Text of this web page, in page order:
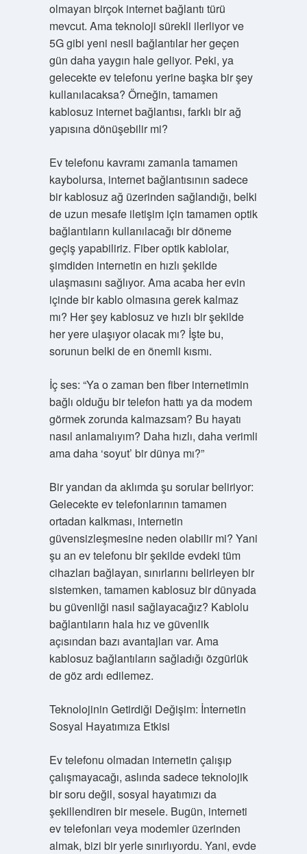
olmayan birçok internet bağlantı türü
mevcut. Ama teknoloji sürekli ilerliyor ve
5G gibi yeni nesil bağlantılar her geçen
gün daha yaygın hale geliyor. Peki, ya
gelecekte ev telefonu yerine başka bir şey
kullanılacaksa? Örneğin, tamamen
kablosuz internet bağlantısı, farklı bir ağ
yapısına dönüşebilir mi?
Ev telefonu kavramı zamanla tamamen
kaybolursa, internet bağlantısının sadece
bir kablosuz ağ üzerinden sağlandığı, belki
de uzun mesafe iletişim için tamamen optik
bağlantıların kullanılacağı bir döneme
geçiş yapabiliriz. Fiber optik kablolar,
şimdiden internetin en hızlı şekilde
ulaşmasını sağlıyor. Ama acaba her evin
içinde bir kablo olmasına gerek kalmaz
mı? Her şey kablosuz ve hızlı bir şekilde
her yere ulaşıyor olacak mı? İşte bu,
sorunun belki de en önemli kısmı.
İç ses: “Ya o zaman ben fiber internetimin
bağlı olduğu bir telefon hattı ya da modem
görmek zorunda kalmazsam? Bu hayatı
nasıl anlamalıyım? Daha hızlı, daha verimli
ama daha ‘soyut’ bir dünya mı?”
Bir yandan da aklımda şu sorular beliriyor:
Gelecekte ev telefonlarının tamamen
ortadan kalkması, internetin
güvensizleşmesine neden olabilir mi? Yani
şu an ev telefonu bir şekilde evdeki tüm
cihazları bağlayan, sınırlarını belirleyen bir
sistemken, tamamen kablosuz bir dünyada
bu güvenliği nasıl sağlayacağız? Kablolu
bağlantıların hala hız ve güvenlik
açısından bazı avantajları var. Ama
kablosuz bağlantıların sağladığı özgürlük
de göz ardı edilemez.
Teknolojinin Getirdiği Değişim: İnternetin
Sosyal Hayatımıza Etkisi
Ev telefonu olmadan internetin çalışıp
çalışmayacağı, aslında sadece teknolojik
bir soru değil, sosyal hayatımızı da
şekillendiren bir mesele. Bugün, interneti
ev telefonları veya modemler üzerinden
almak, bizi bir yerle sınırlıyordu. Yani, evde